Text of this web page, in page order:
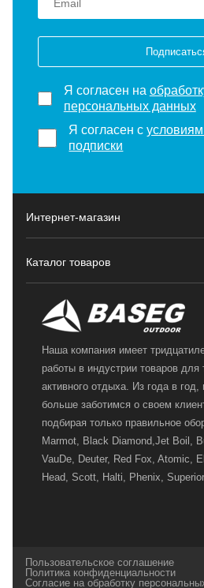
Я согласен на
персональных данных
Я согласен с
подписки
Интернет-магазин
Каталог товаров
Наша компания имеет
работы в индустрии товаров для
активного отдыха. Из года в
больше заботимся о своем
подбирая только правильное
Marmot, Black Diamond,Jet Boil,
VauDe, Deuter, Red Fox, Atomic,
Head, Scott, Halti, Phenix,
и взыскательных
Пользовательское соглашение
Политика конфиденциальности
Согласие на обработку